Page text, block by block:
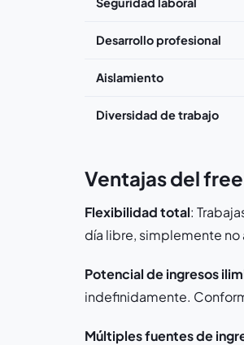
Desarrollo profesional
Aislamiento
Diversidad de trabajo
Ventajas del
Flexibilidad total:
día libre, simplemente
Potencial de ingresos
indefinidamente.
Múltiples fuentes de